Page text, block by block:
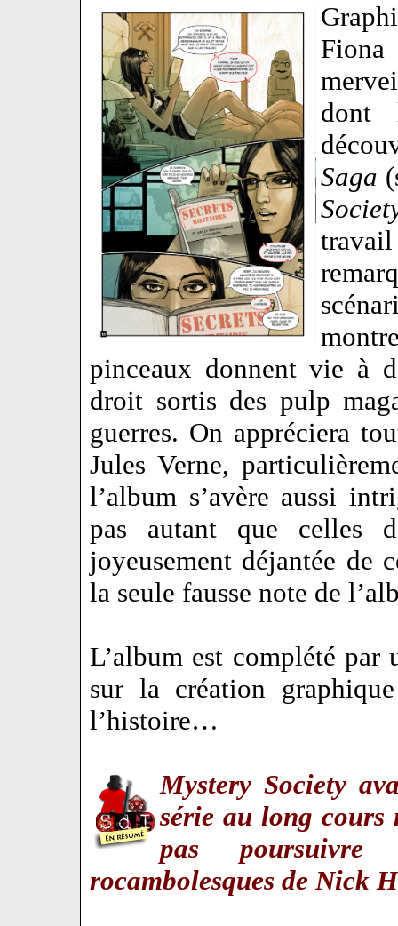
dont
Saga
pinceaux donnent vie à
droit sortis des pulp
guerres. On appréciera
Jules Verne,
l’album s’avère aussi
pas autant que celles
joyeusement déjantée de
la seule fausse note de
L’album est complété
sur la création
l’histoire…
Mystery Society
série au long cours
pas
rocambolesques de Nick